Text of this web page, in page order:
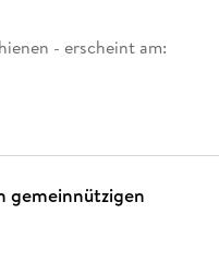
- erscheint am:
gemeinnützigen